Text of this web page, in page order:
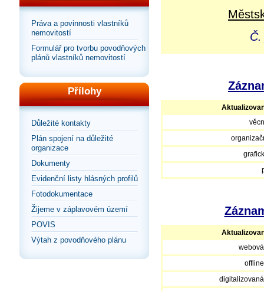
Práva a povinnosti vlastníků
nemovitostí
Formulář pro tvorbu povodňových
plánů vlastníků nemovitostí
Přílohy
Důležité kontakty
Plán spojení na důležité
organizace
Dokumenty
Evidenční listy hlásných profilů
Fotodokumentace
Žijeme v záplavovém území
POVIS
Výtah z povodňového plánu